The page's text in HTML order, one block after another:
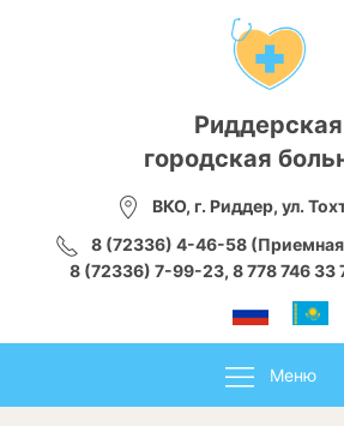
Риддерская
городская
ВКО, г. Риддер, ул.
8 (72336) 4-46-58 (Приемная
8 (72336) 7-99-23, 8 778 746 33
Меню